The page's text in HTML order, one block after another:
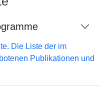
Die Liste der im
Publikationen und